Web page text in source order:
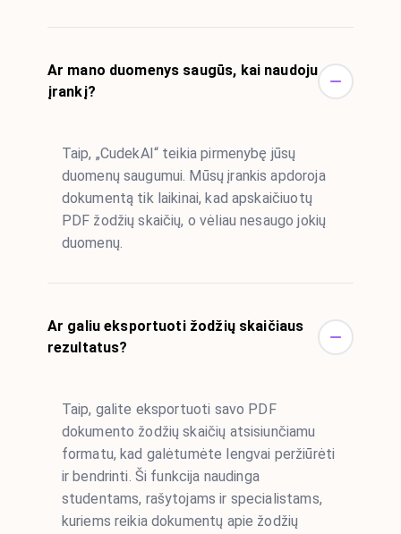
Ar mano duomenys saugūs, kai naudoju
įrankį?
Taip, „CudekAI“ teikia pirmenybę jūsų
duomenų saugumui. Mūsų įrankis apdoroja
dokumentą tik laikinai, kad apskaičiuotų
PDF žodžių skaičių, o vėliau nesaugo jokių
duomenų.
Ar galiu eksportuoti žodžių skaičiaus
rezultatus?
Taip, galite eksportuoti savo PDF
dokumento žodžių skaičių atsisiunčiamu
formatu, kad galėtumėte lengvai peržiūrėti
ir bendrinti. Ši funkcija naudinga
studentams, rašytojams ir specialistams,
kuriems reikia dokumentų apie žodžių